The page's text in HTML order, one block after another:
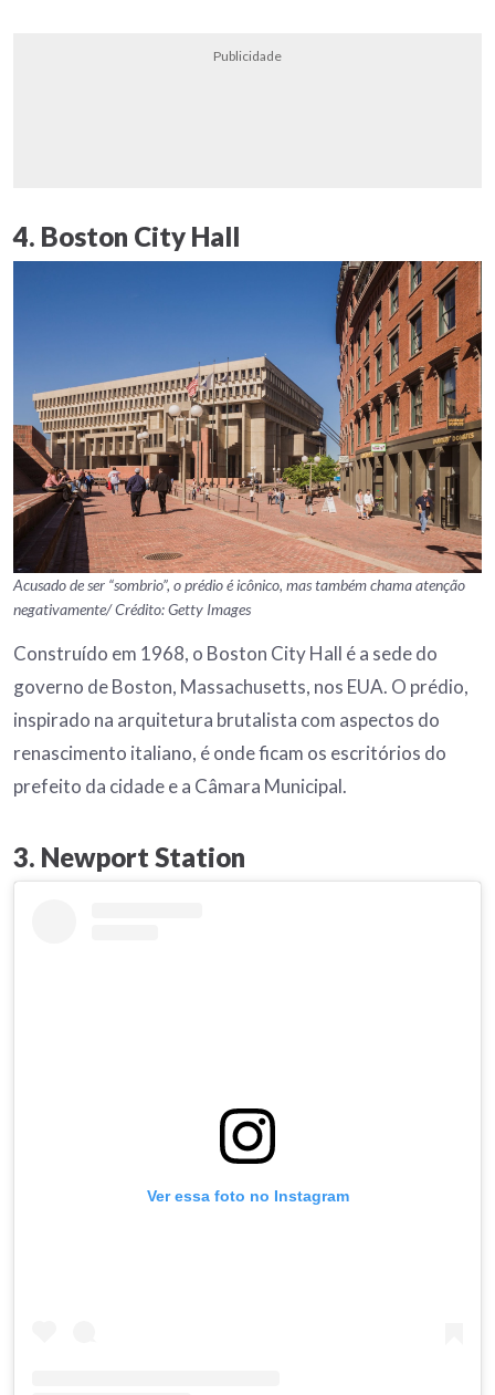
Publicidade
4. Boston City Hall
Acusado de ser “sombrio”, o prédio é icônico, mas também chama atenção
negativamente/ Crédito: Getty Images
Construído em 1968, o Boston City Hall é a sede do
governo de Boston, Massachusetts, nos EUA. O prédio,
inspirado na arquitetura brutalista com aspectos do
renascimento italiano, é onde ficam os escritórios do
prefeito da cidade e a Câmara Municipal.
3. Newport Station
Ver essa foto no Instagram